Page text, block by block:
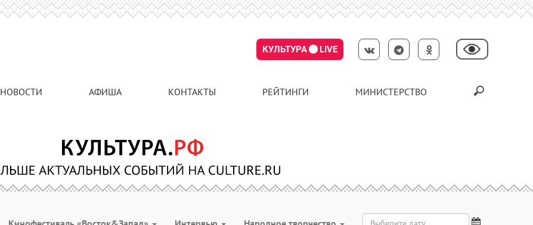
КУЛЬТУРА LIVE
НОВОСТИ АФИША КОНТАКТЫ РЕЙТИНГИ МИНИСТЕРСТВО